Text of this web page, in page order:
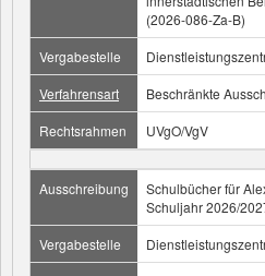
(2026-086-Za-B)
Vergabestelle
Verfahrensart
Beschränkte
Rechtsrahmen
UVgO/VgV
Ausschreibung
Schulbücher für
Schuljahr 2026/
Vergabestelle